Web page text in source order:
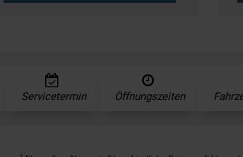
Servicetermin Öffnungszeiten